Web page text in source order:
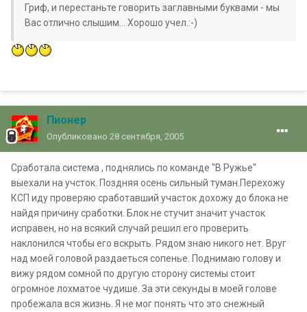
Гриф, и перестаньте говорить заглавными буквами - мы
Вас отлично слышим... Хорошо учел.:-)
Пионер
Опубликовано 28 сентября, 2005
Сработала система , поднялись по команде "В Ружье"
выехали на учсток. Поздняя осень сильный туман.Перехожу
КСП иду проверяю сработавший участок дохожу до блока не
найдя причину сработки. Блок не стучит значит участок
исправен, но на всякий случай решил его проверить
наклонился чтобы его вскрыть. Рядом знаю никого нет. Вруг
над моей головой раздаеться сопенье. Поднимаю голову и
вижу рядом сомной по другую сторону системы стоит
огромное лохматое чудише. За эти секунды в моей голове
пробежала вся жизнь. Я не мог понять что это снежный